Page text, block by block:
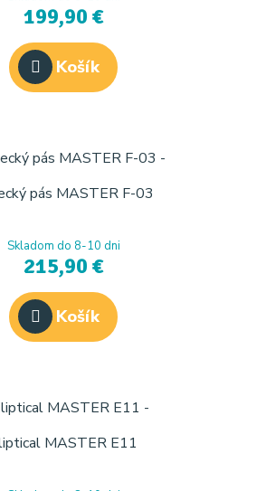
199,90 €
Košík
pás MASTER F-03
Skladom do 8-10 dni
215,90 €
Košík
MASTER E11